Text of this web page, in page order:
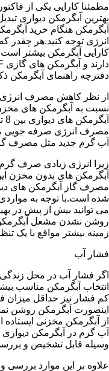
مطمئنا کارایی یکی از
بهترین آبگرمکن دیواری
انرژی توجه کنید.هر چقدر
دفترچه راهنمای آبگرمکن
از نظر کاهش مصرف انرژی
نسبت به آبگرمکن های
مصرف انرژی صرفه جویی
آب گرم جدید مثل مصرف
زیرا انرژی زیادی صرف
آبگرمکن های بدون مخزن
مصرف گاز آبگرمکن های
شده است.با توجه به
می توانید بیش از پیش در
روشن نشدن مشعل
زمینه بیشتر مواقع با یک
فشار آب
اگر فشار آب در محل زندگی
انتخاب آبگرمکن مناسب
کم فشار نیز حداقل
اینصورت آبگرمکن روشن
از آبگرمکن مخزنی
آب گرم در آبگرمکن
وسیله قابل تشخیص و
علاوه بر این موارد